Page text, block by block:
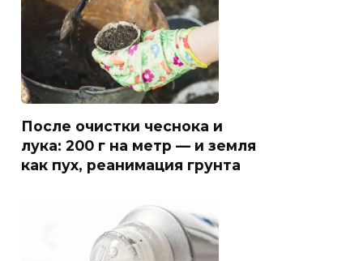
После очистки чеснока и
лука: 200 г на метр — и земля
как пух, реанимация грунта